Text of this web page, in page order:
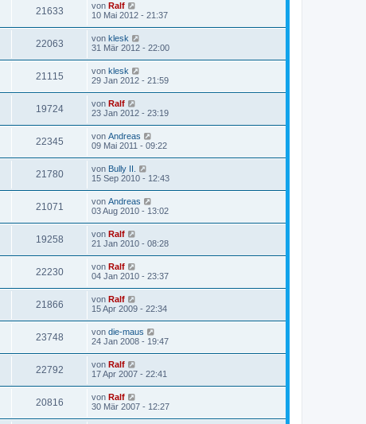
21633 von Ralf
10 Mai 2012 - 21:37
22063 von klesk
31 Mär 2012 - 22:00
21115 von klesk
29 Jan 2012 - 21:59
19724 von Ralf
23 Jan 2012 - 23:19
22345 von Andreas
09 Mai 2011 - 09:22
21780 von Bully II.
15 Sep 2010 - 12:43
21071 von Andreas
03 Aug 2010 - 13:02
19258 von Ralf
21 Jan 2010 - 08:28
22230 von Ralf
04 Jan 2010 - 23:37
21866 von Ralf
15 Apr 2009 - 22:34
23748 von die-maus
24 Jan 2008 - 19:47
22792 von Ralf
17 Apr 2007 - 22:41
20816 von Ralf
30 Mär 2007 - 12:27